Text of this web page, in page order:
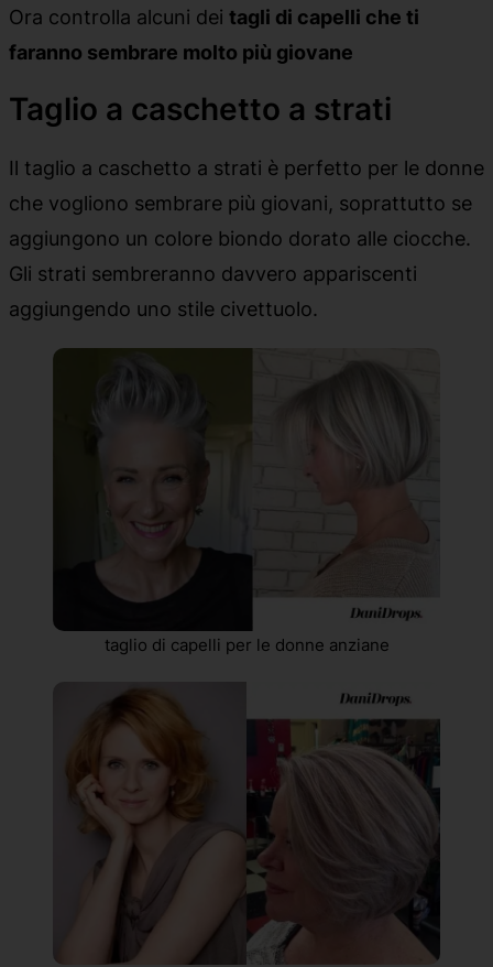
Ora controlla alcuni dei tagli di capelli che ti
faranno sembrare molto più giovane
Taglio a caschetto a strati
Il taglio a caschetto a strati è perfetto per le donne
che vogliono sembrare più giovani, soprattutto se
aggiungono un colore biondo dorato alle ciocche.
Gli strati sembreranno davvero appariscenti
aggiungendo uno stile civettuolo.
taglio di capelli per le donne anziane